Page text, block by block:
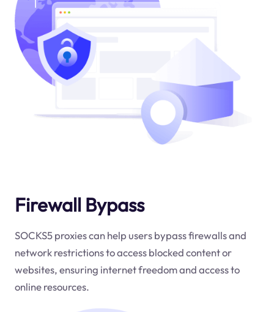
Firewall Bypass
SOCKS5 proxies can help users bypass firewalls and
network restrictions to access blocked content or
websites, ensuring internet freedom and access to
online resources.